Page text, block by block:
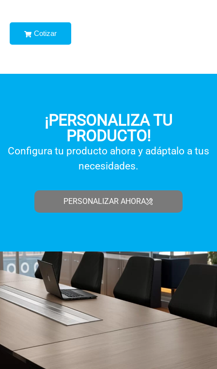
Cotizar
¡PERSONALIZA TU
PRODUCTO!
Configura tu producto ahora y adáptalo a tus
necesidades.
PERSONALIZAR AHORA